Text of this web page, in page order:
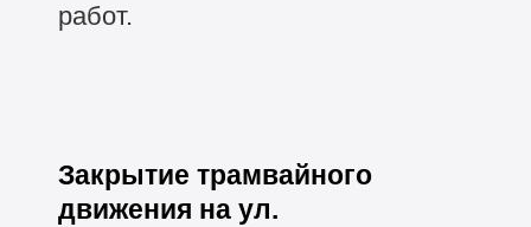
работ.
Закрытие трамвайного
движения на ул.